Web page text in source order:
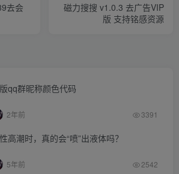
去会
磁力搜搜 v1.0.3 去广告VIP
版 支持铭感资源
qq群昵称颜色代码
2年前 3391
高潮时，真的会“喷”出液体吗？
5年前 2542